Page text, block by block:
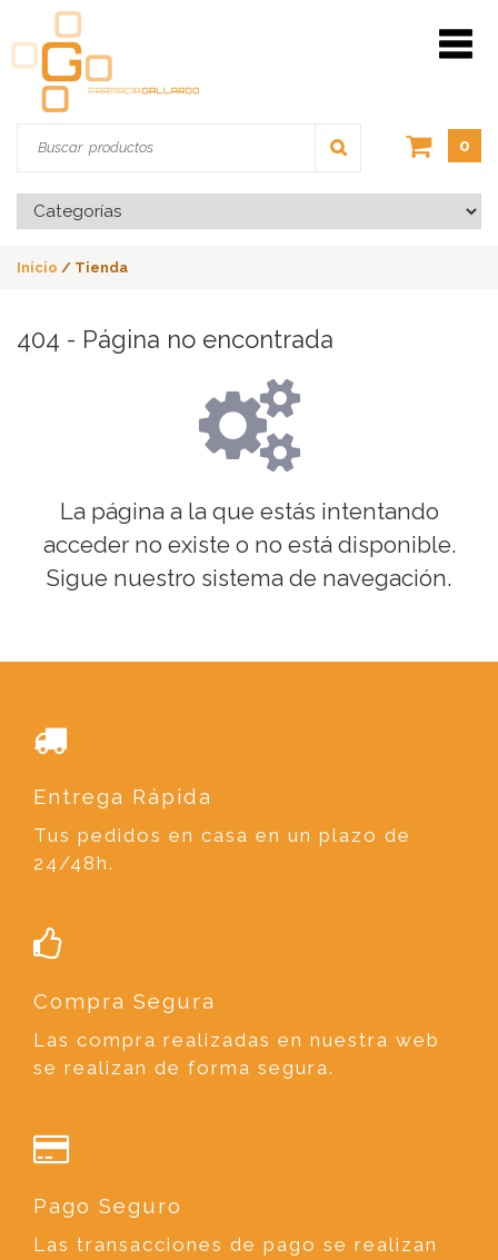
0
Inicio / Tienda
404 - Página no encontrada
La página a la que estás intentando
acceder no existe o no está disponible.
Sigue nuestro sistema de navegación.
Entrega Rápida
Tus pedidos en casa en un plazo de
24/48h.
Compra Segura
Las compra realizadas en nuestra web
se realizan de forma segura.
Pago Seguro
Las transacciones de pago se realizan